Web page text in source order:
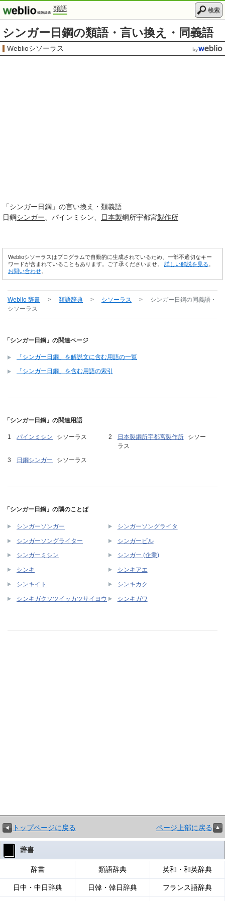
類語 検索
シンガー日鋼の類語・言い換え・同義語
Weblioシソーラス
「シンガー日鋼 」の言い換え・類義語
日鋼シンガー パインミシン 日本製鋼所宇都宮製作所
Weblioシソーラスはプログラムで自動的に生成されているため、一部不適切なキー
ワードが含まれていることもあります。ご了承くださいませ。 詳しい解説を見る
お問い合わせ
Weblio 辞書 > 類語辞典 > シソーラス > シンガー日鋼の同義語・
シソーラス
「シンガー日鋼」の関連ページ
「シンガー日鋼」を解説文に含む用語の一覧
「シンガー日鋼」を含む用語の索引
「シンガー日鋼」の関連用語
パインミシン シソーラス 日本製鋼所宇都宮製作所
シソー
ラス
日鋼シンガー
シソーラス
「シンガー日鋼」の隣のことば
シンガーソンガー シンガーソングライタ
シンガーソングライター シンガービル
シンガーミシン シンガー (企業)
シンキ シンキアエ
シンキイト シンキカク
シンキガクソツイッカツサイヨウ シンキガワ
トップページに戻る ページ上部に戻る
辞書
辞書 類語辞典 英和・和英辞典
日中・中日辞典 日韓・韓日辞典 フランス語辞典